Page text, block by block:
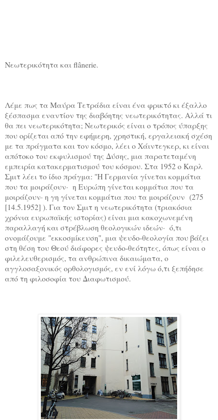
Νεωτερικότητα και flânerie.
Λέμε πως τα Μαύρα Τετράδια είναι ένα φρικτό κι έξαλλο
ξέσπασμα εναντίον της διαβόητης νεωτερικότητας. Αλλά τι
θα πει νεωτερικότητα; Νεωτερικός είναι ο τρόπος ύπαρξης
που ορίζεται από την εφήμερη, χρηστική, εργαλειακή σχέση
με τα πράγματα και τον κόσμο, λέει ο Χάιντεγκερ, κι είναι
απότοκο του εκφυλισμού της Δύσης, μια παρατεταμένη
εμπειρία κατακερματισμού του κόσμου. Στα 1952 ο Καρλ
Σμιτ λέει το ίδιο πράγμα: "Η Γερμανία γίνεται κομμάτια
που τα μοιράζουν· η Ευρώπη γίνεται κομμάτια που τα
μοιράζουν· η γη γίνεται κομμάτια που τα μοιράζουν (275
[14.5.1952] ). Για τον Σμιτ η νεωτερικότητα (τριακόσια
χρόνια ευρωπαϊκής ιστορίας) είναι μια κακοχωνεμένη
παραλλαγή και στρέβλωση θεολογικών ιδεών· ό,τι
ονομάζουμε "εκκοσμίκευση", μια ψευδο-θεολογία που βάζει
στη θέση του Θεού διάφορες ψευδο-θεότητες, όπως είναι ο
φιλελευθερισμός, τα ανθρώπινα δικαιώματα, ο
αγγλοσαξονικός ορθολογισμός, εν ενί λόγω ό,τι ξεπήδησε
από τη φιλοσοφία του Διαφωτισμού.